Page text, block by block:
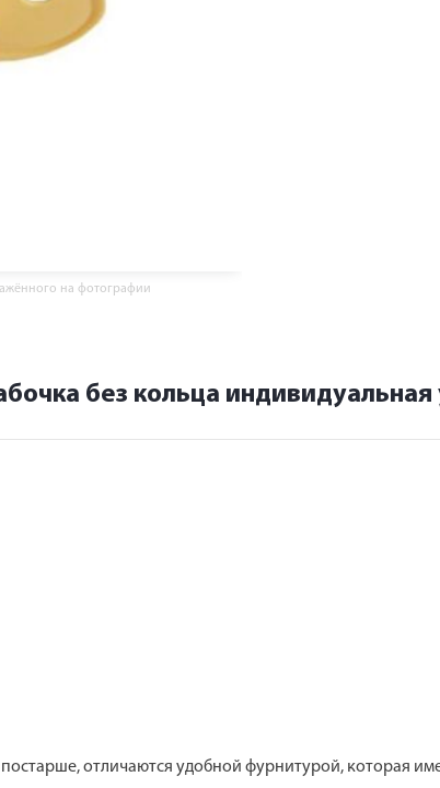
на фотографии
без кольца индивидуальная
отличаются удобной фурнитурой, которая